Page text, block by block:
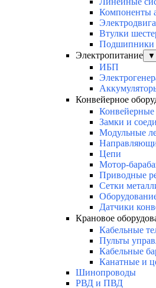
Компоненты
Втулки
Подшипники
Электропитание
▼
ИБП
Конвейерное
Замки и
Модульные
Цепи
Мотор-
Приводные
Сетки
Датчики
Крановое
Кабельные
Пульты
Кабельные
Канатные и
Шинопроводы
РВД и ПВД